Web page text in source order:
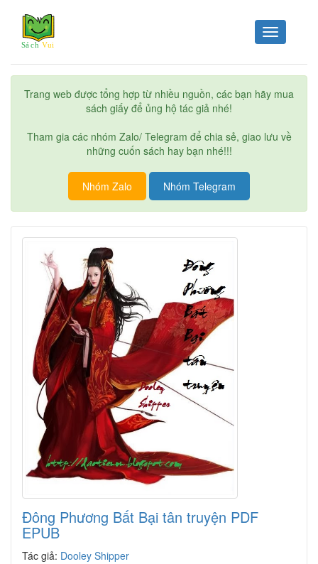
Toggle
navigation
Trang web được tổng hợp từ nhiều nguồn, các bạn hãy mua
sách giấy để ủng hộ tác giả nhé!
Tham gia các nhóm Zalo/ Telegram để chia sẻ, giao lưu về
những cuốn sách hay bạn nhé!!!
Nhóm Zalo Nhóm Telegram
Đông Phương Bất Bại tân truyện PDF
EPUB
Tác giả: Dooley Shipper